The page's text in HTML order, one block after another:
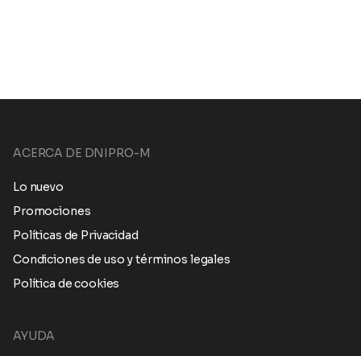
ACERCA DE DNIPRO-M
Lo nuevo
Promociones
Políticas de Privacidad
Condiciones de uso y términos legales
Política de cookies
AYUDA